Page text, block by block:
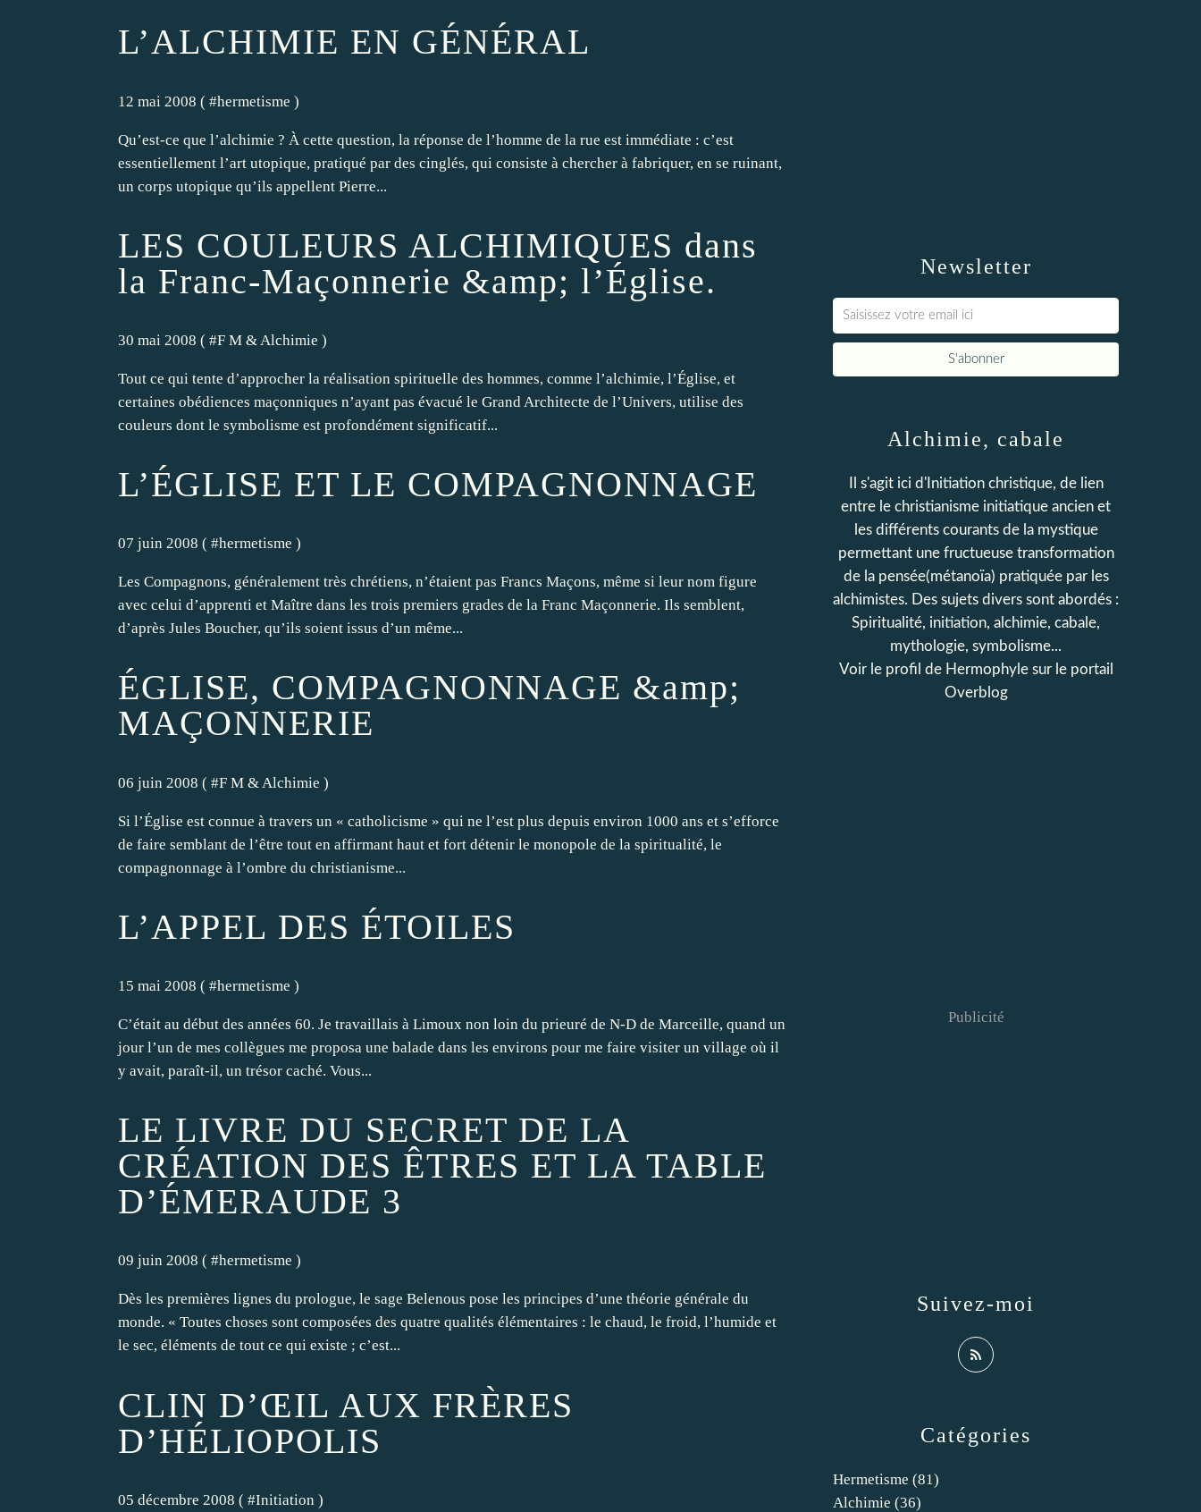
L’ALCHIMIE EN GÉNÉRAL
12 mai 2008 ( #hermetisme )
Qu’est-ce que l’alchimie ? À cette question, la réponse de l’homme de la rue est immédiate : c’est
essentiellement l’art utopique, pratiqué par des cinglés, qui consiste à chercher à fabriquer, en se ruinant,
un corps utopique qu’ils appellent Pierre...
LES COULEURS ALCHIMIQUES dans
la Franc-Maçonnerie &amp; l’Église.
30 mai 2008 ( #F M & Alchimie )
Tout ce qui tente d’approcher la réalisation spirituelle des hommes, comme l’alchimie, l’Église, et
certaines obédiences maçonniques n’ayant pas évacué le Grand Architecte de l’Univers, utilise des
couleurs dont le symbolisme est profondément significatif...
L’ÉGLISE ET LE COMPAGNONNAGE
07 juin 2008 ( #hermetisme )
Les Compagnons, généralement très chrétiens, n’étaient pas Francs Maçons, même si leur nom figure
avec celui d’apprenti et Maître dans les trois premiers grades de la Franc Maçonnerie. Ils semblent,
d’après Jules Boucher, qu’ils soient issus d’un même...
ÉGLISE, COMPAGNONNAGE &amp;
MAÇONNERIE
06 juin 2008 ( #F M & Alchimie )
Si l’Église est connue à travers un « catholicisme » qui ne l’est plus depuis environ 1000 ans et s’efforce
de faire semblant de l’être tout en affirmant haut et fort détenir le monopole de la spiritualité, le
compagnonnage à l’ombre du christianisme...
L’APPEL DES ÉTOILES
15 mai 2008 ( #hermetisme )
C’était au début des années 60. Je travaillais à Limoux non loin du prieuré de N-D de Marceille, quand un
jour l’un de mes collègues me proposa une balade dans les environs pour me faire visiter un village où il
y avait, paraît-il, un trésor caché. Vous...
LE LIVRE DU SECRET DE LA
CRÉATION DES ÊTRES ET LA TABLE
D’ÉMERAUDE 3
09 juin 2008 ( #hermetisme )
Dès les premières lignes du prologue, le sage Belenous pose les principes d’une théorie générale du
monde. « Toutes choses sont composées des quatre qualités élémentaires : le chaud, le froid, l’humide et
le sec, éléments de tout ce qui existe ; c’est...
CLIN D’ŒIL AUX FRÈRES
D’HÉLIOPOLIS
05 décembre 2008 ( #Initiation )
Newsletter
Catégories
Hermetisme (81)
Alchimie (36)
Alchimie, cabale
Il s'agit ici d'Initiation christique, de lien
entre le christianisme initiatique ancien et
les différents courants de la mystique
permettant une fructueuse transformation
de la pensée(métanoïa) pratiquée par les
alchimistes. Des sujets divers sont abordés :
Spiritualité, initiation, alchimie, cabale,
mythologie, symbolisme...
Voir le profil de Hermophylesur le portail
Overblog
Suivez-moi
Publicité